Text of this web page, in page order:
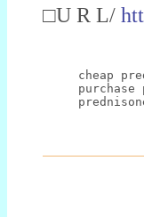
□U R L/
cheap
purchase